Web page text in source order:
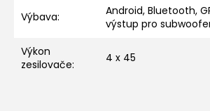
Výbava:
Android, Bluetooth,
výstup pro
Výkon
zesilovače: 4 x 45